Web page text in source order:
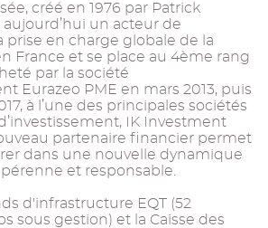
créé en 1976 par Patrick
aujourd’hui un acteur de
prise en charge globale de la
France et se place au 4ème rang
par la société
Eurazeo PME en mars 2013, puis
à l’une des principales sociétés
IK Investment
partenaire financier permet
dans une nouvelle dynamique
et responsable.
d'infrastructure EQT (52
sous gestion) et la Caisse des